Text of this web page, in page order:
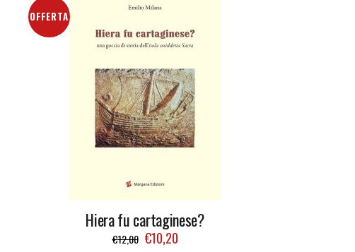
OFFERTA
Hiera fu cartaginese?
€12,00 €10,20